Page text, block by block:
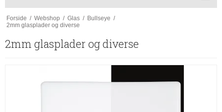
Forside / Webshop / Glas / Bullseye /
2mm glasplader og diverse
2mm glasplader og diverse